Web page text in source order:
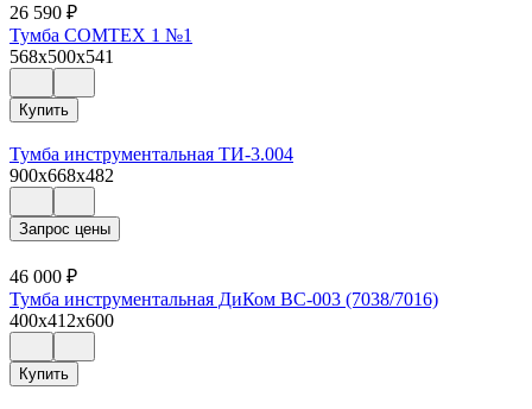
26 590 ₽
Тумба COMTEX 1 №1
568x500x541
Купить
Тумба инструментальная ТИ-3.004
900x668x482
Запрос цены
46 000 ₽
Тумба инструментальная ДиКом ВС-003 (7038/7016)
400x412x600
Купить